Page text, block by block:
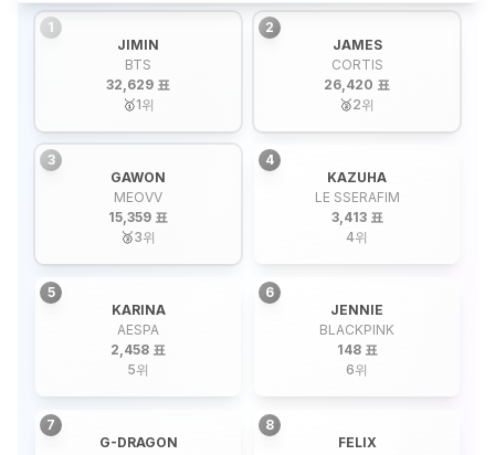
1
JIMIN
BTS
32,629 표
🥇1위
2
JAMES
CORTIS
26,420 표
🥈2위
3
GAWON
MEOVV
15,359 표
🥉3위
4
KAZUHA
LE SSERAFIM
3,413 표
4위
5
KARINA
AESPA
2,458 표
5위
6
JENNIE
BLACKPINK
148 표
6위
7
G-DRAGON
8
FELIX